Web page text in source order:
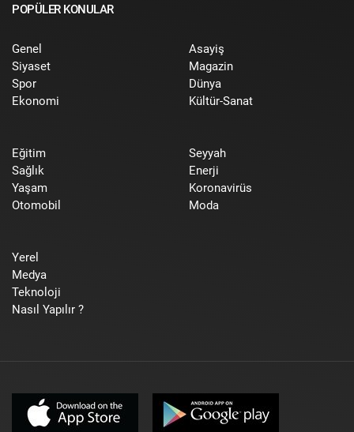
POPÜLER KONULAR
Genel
Siyaset
Spor
Ekonomi
Asayiş
Magazin
Dünya
Kültür-Sanat
Eğitim
Sağlık
Yaşam
Otomobil
Seyyah
Enerji
Koronavirüs
Moda
Yerel
Medya
Teknoloji
Nasıl Yapılır ?